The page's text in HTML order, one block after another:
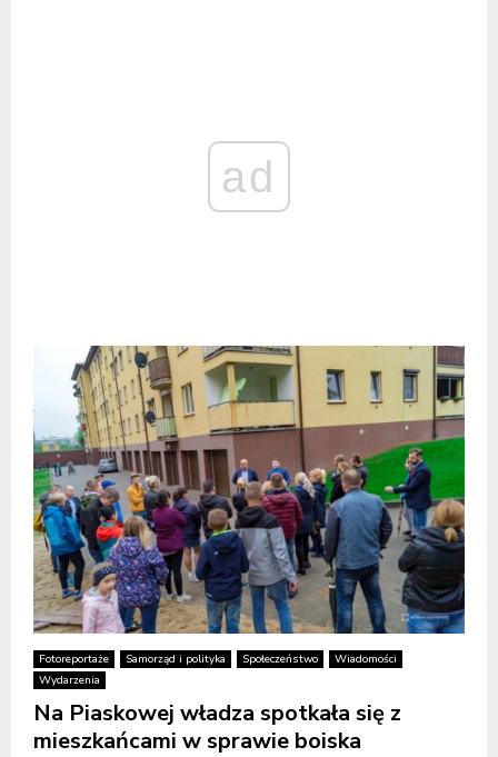
ad
Fotoreportaże Samorząd i polityka Społeczeństwo
Wiadomości
Wydarzenia
Na Piaskowej władza spotkała się z
mieszkańcami w sprawie boiska